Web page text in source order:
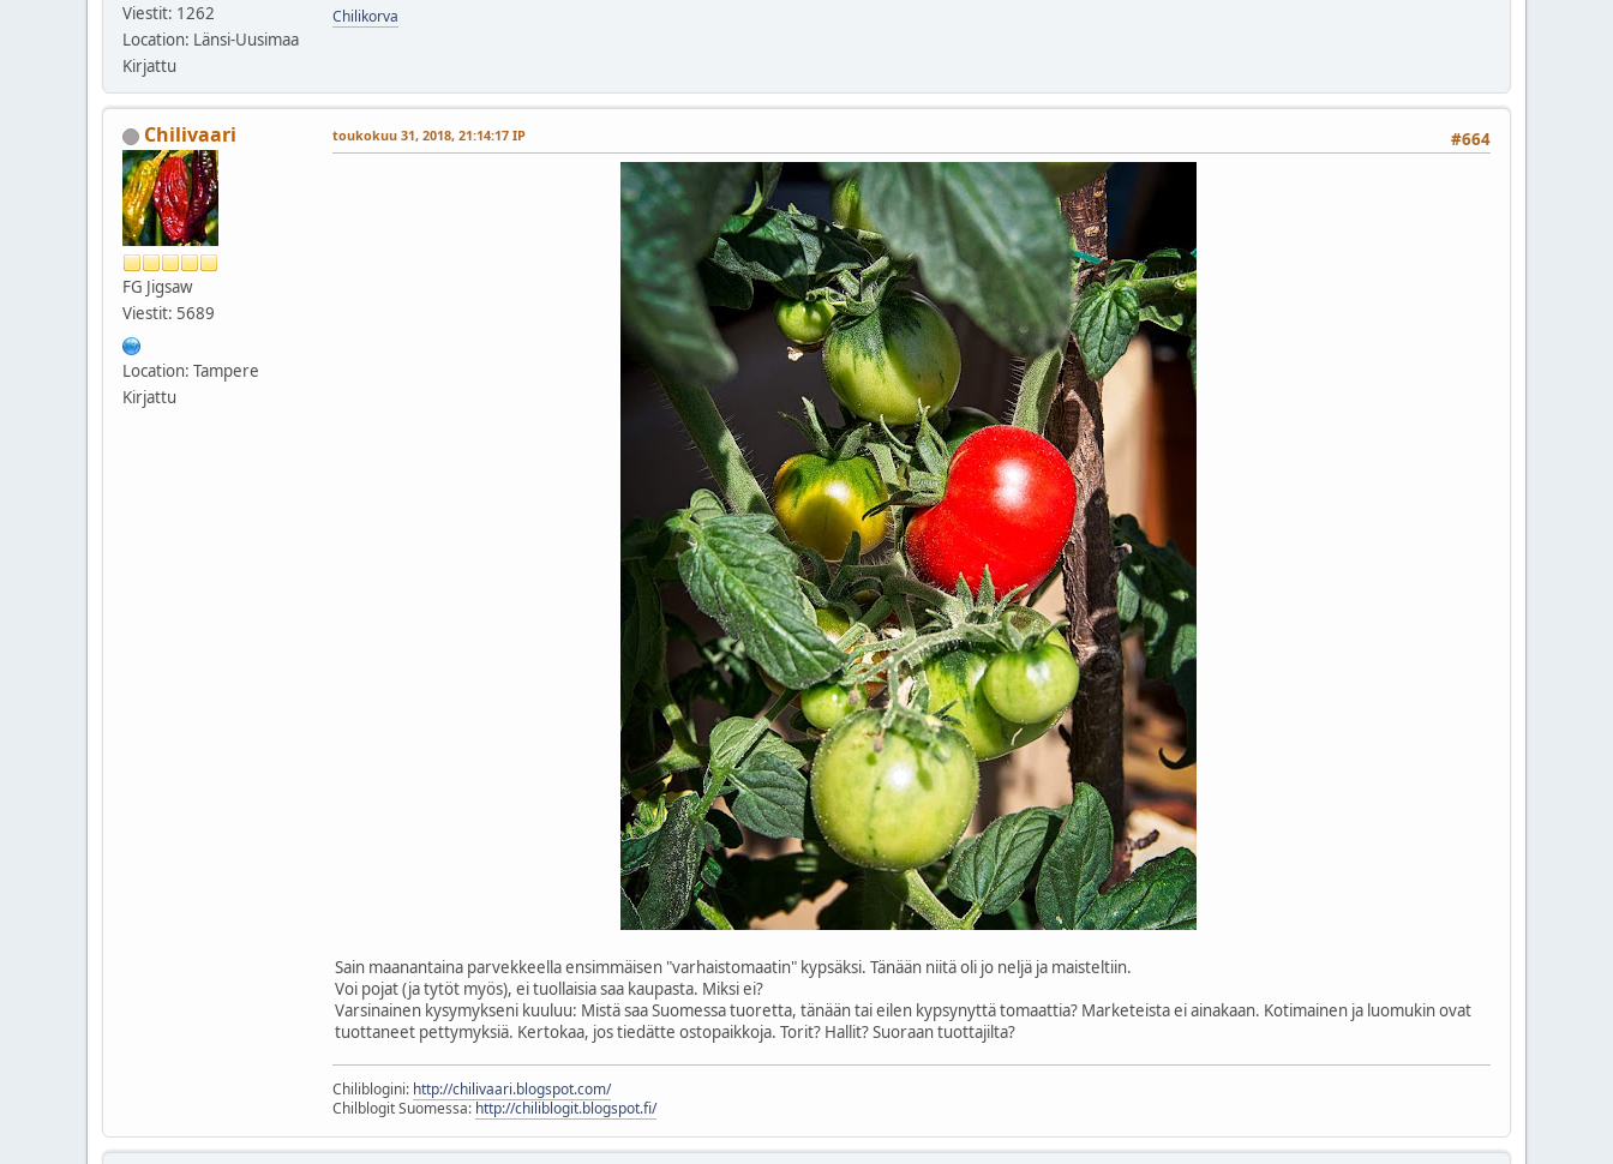
Viestit: 1262
Location: Länsi-Uusimaa
Kirjattu
Chilikorva
Chilivaari
FG Jigsaw
Viestit: 5689
Location: Tampere
Kirjattu
#664
toukokuu 31, 2018, 21:14:17 IP
Sain maanantaina parvekkeella ensimmäisen "varhaistomaatin" kypsäksi. Tänään niitä oli jo neljä ja maisteltiin.
Voi pojat (ja tytöt myös), ei tuollaisia saa kaupasta. Miksi ei?
Varsinainen kysymykseni kuuluu: Mistä saa Suomessa tuoretta, tänään tai eilen kypsynyttä tomaattia? Marketeista ei ainakaan. Kotimainen ja luomukin ovat
tuottaneet pettymyksiä. Kertokaa, jos tiedätte ostopaikkoja. Torit? Hallit? Suoraan tuottajilta?
Chiliblogini: http://chilivaari.blogspot.com/
Chilblogit Suomessa: http://chiliblogit.blogspot.fi/